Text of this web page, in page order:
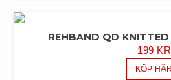
REHBAND QD
199 KR
KÖP HÄR